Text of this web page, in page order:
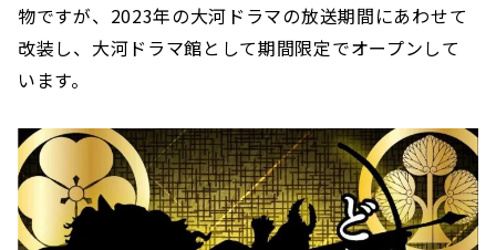
物ですが、2023年の大河ドラマの放送期間にあわせて
改装し、大河ドラマ館として期間限定でオープンして
います。